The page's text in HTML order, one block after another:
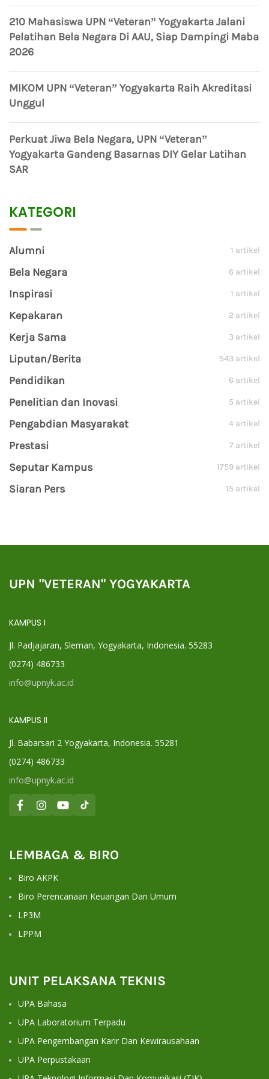
210 Mahasiswa UPN “Veteran” Yogyakarta Jalani
Pelatihan Bela Negara Di AAU, Siap Dampingi Maba
2026
MIKOM UPN “Veteran” Yogyakarta Raih Akreditasi
Unggul
Perkuat Jiwa Bela Negara, UPN “Veteran”
Yogyakarta Gandeng Basarnas DIY Gelar Latihan
SAR
KATEGORI
Alumni 1 artikel
Bela Negara 6 artikel
Inspirasi 1 artikel
Kepakaran 2 artikel
Kerja Sama 3 artikel
Liputan/Berita 543 artikel
Pendidikan 6 artikel
Penelitian dan Inovasi 5 artikel
Pengabdian Masyarakat 4 artikel
Prestasi 7 artikel
Seputar Kampus 1759 artikel
Siaran Pers 15 artikel
UPN "VETERAN" YOGYAKARTA
KAMPUS I
Jl. Padjajaran, Sleman, Yogyakarta, Indonesia. 55283
(0274) 486733
info@upnyk.ac.id
KAMPUS II
Jl. Babarsari 2 Yogyakarta, Indonesia. 55281
(0274) 486733
info@upnyk.ac.id
LEMBAGA & BIRO
Biro AKPK
Biro Perencanaan Keuangan Dan Umum
LP3M
LPPM
UNIT PELAKSANA TEKNIS
UPA Bahasa
UPA Laboratorium Terpadu
UPA Pengembangan Karir Dan Kewirausahaan
UPA Perpustakaan